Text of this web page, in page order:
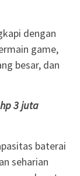
dengan
game,
besar, dan
3 juta
baterai
seharian